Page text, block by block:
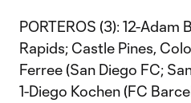
PORTEROS (3): 12-
Rapids; Castle Pines,
Ferree (San Diego FC;
1-Diego Kochen (FC